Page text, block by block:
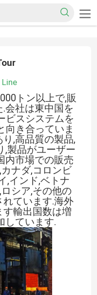
トン以上で,販
会社は東中国を
ビスシステムを
向き合っていま
,高品質の製品,
,製品がユーザー
内市場での販売
ナダ,コロンビ
,インド,ベトナ
シア,その他の
ています.海外
輸出国数は増
しています.